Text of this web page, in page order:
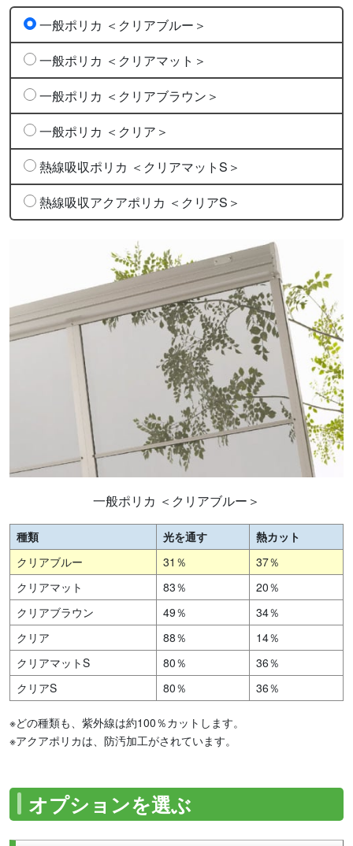
一般ポリカ ＜クリアブルー＞
種類 光を通す
熱カット
クリアブルー
31％
37％
クリアマット
83％
20％
クリアブラウン
49％
34％
クリア
88％
14％
クリアマットS
80％
36％
クリアS
80％ 36％
※どの種類も、紫外線は約100％カットします。
※アクアポリカは、防汚加工がされています。
一般ポリカ ＜クリアブルー＞
一般ポリカ ＜クリアマット＞
一般ポリカ ＜クリアブラウン＞
一般ポリカ ＜クリア＞
熱線吸収ポリカ ＜クリアマットS＞
熱線吸収アクアポリカ ＜クリアS＞
オプションを選ぶ